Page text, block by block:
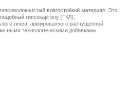
влагостойкий материал. Это
гипсокартону (ГКЛ),
гипса, армированного распущенной
технологическими добавками